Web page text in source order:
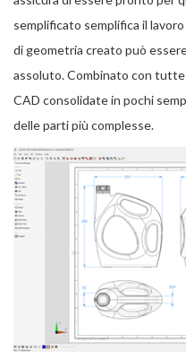
semplificato semplifica il
di geometria creato può
assoluto. Combinato con
CAD consolidate in pochi
delle parti più complesse.